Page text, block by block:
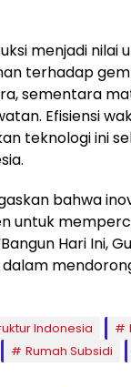
menjadi nilai
terhadap
sementara
Efisiensi
teknologi ini
bahwa
untuk
Hari Ini,
Indonesia
Rumah Subsidi